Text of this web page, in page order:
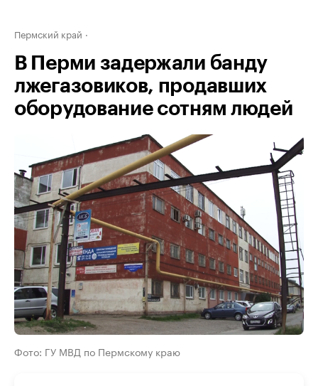
Пермский край
В Перми задержали банду
лжегазовиков, продавших
оборудование сотням людей
Фото: ГУ МВД по Пермскому краю